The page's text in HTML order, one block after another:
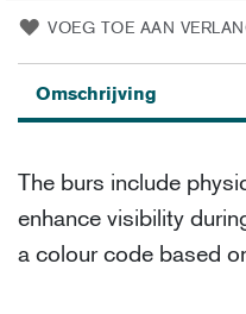
VOEG TOE AAN
Omschrijving
The burs include
enhance visibility
a colour code based